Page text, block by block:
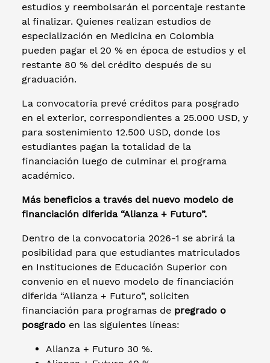
estudios y reembolsarán el porcentaje restante
al finalizar. Quienes realizan estudios de
especialización en Medicina en Colombia
pueden pagar el 20 % en época de estudios y el
restante 80 % del crédito después de su
graduación.
La convocatoria prevé créditos para posgrado
en el exterior, correspondientes a 25.000 USD, y
para sostenimiento 12.500 USD, donde los
estudiantes pagan la totalidad de la
financiación luego de culminar el programa
académico.
Más beneficios a través del nuevo modelo de
financiación diferida “Alianza + Futuro”.
Dentro de la convocatoria 2026-1 se abrirá la
posibilidad para que estudiantes matriculados
en Instituciones de Educación Superior con
convenio en el nuevo modelo de financiación
diferida “Alianza + Futuro”, soliciten
financiación para programas de pregrado o
posgrado en las siguientes líneas:
Alianza + Futuro 30 %.